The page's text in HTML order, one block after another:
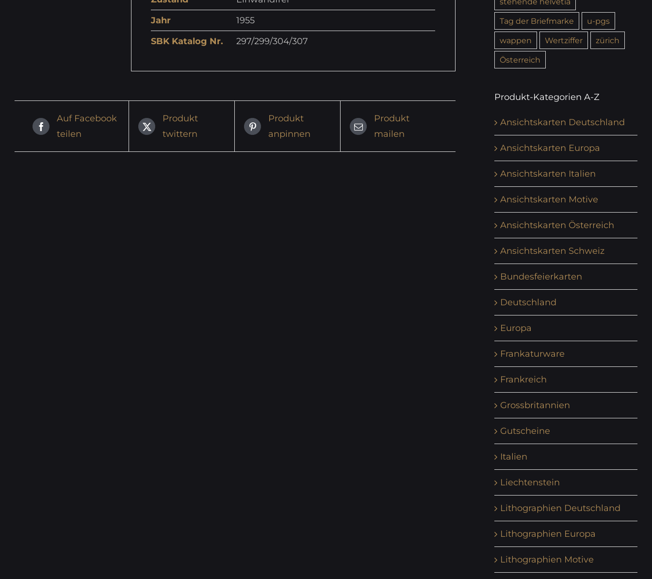
Jahr
1955
SBK Katalog Nr.
297/299/304/307
Auf Facebook
teilen
Produkt
twittern
Produkt
anpinnen
Produkt
mailen
Tag der Briefmarke
u-pgs
wappen
Wertziffer
zürich
Österreich
Produkt-Kategorien A-Z
Ansichtskarten Deutschland
Ansichtskarten Europa
Ansichtskarten Italien
Ansichtskarten Motive
Ansichtskarten Österreich
Ansichtskarten Schweiz
Bundesfeierkarten
Deutschland
Europa
Frankaturware
Frankreich
Grossbritannien
Gutscheine
Italien
Liechtenstein
Lithographien Deutschland
Lithographien Europa
Lithographien Motive